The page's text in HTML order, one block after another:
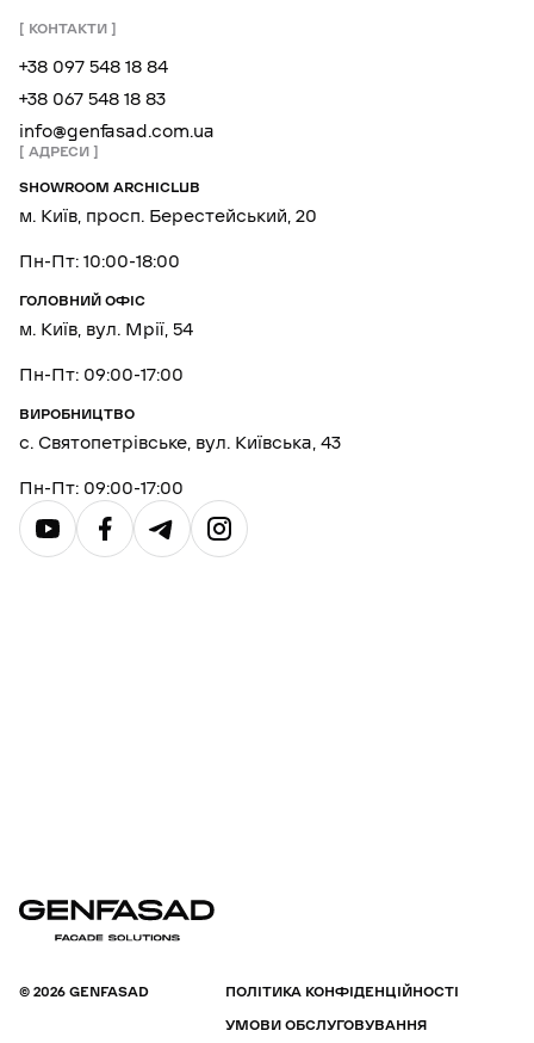
КОНТАКТИ
+38 097 548 18 84
+38 067 548 18 83
info@genfasad.com.ua
АДРЕСИ
SHOWROOM ARCHICLUB
м. Київ, просп. Берестейський, 20
Пн-Пт: 10:00-18:00
ГОЛОВНИЙ ОФІС
м. Київ, вул. Мрії, 54
Пн-Пт: 09:00-17:00
ВИРОБНИЦТВО
с. Святопетрівське, вул. Київська, 43
Пн-Пт: 09:00-17:00
© 2026 GENFASAD
ПОЛІТИКА КОНФІДЕНЦІЙНОСТІ
УМОВИ ОБСЛУГОВУВАННЯ